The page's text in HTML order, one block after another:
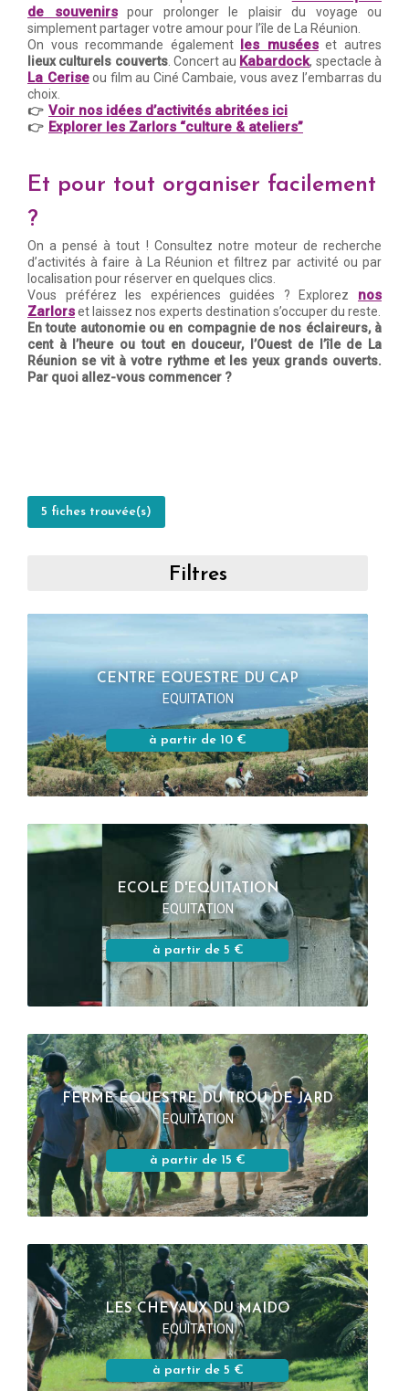
de souvenirspour prolonger le plaisir du voyage ou
simplement partager votre amour pour l’île de La Réunion.
On vous recommande également les muséeset autres
lieux culturels couverts. Concert au Kabardock, spectacle à
La Ceriseou film au Ciné Cambaie, vous avez l’embarras du
choix.
👉 Voir nos idées d’activités abritées ici
👉 Explorer les Zarlors “culture & ateliers”
Et pour tout organiser facilement
?
On a pensé à tout ! Consultez notre moteur de recherche
d’activités à faire à La Réunion et filtrez par activité ou par
localisation pour réserver en quelques clics.
Vous préférez les expériences guidées ? Explorez nos
Zarlorset laissez nos experts destination s’occuper du reste.
En toute autonomie ou en compagnie de nos éclaireurs, à
cent à l’heure ou tout en douceur, l’Ouest de l’île de La
Réunion se vit à votre rythme et les yeux grands ouverts.
Par quoi allez-vous commencer ?
5 fiches trouvée(s)
Filtres
CENTRE EQUESTRE DU CAP
EQUITATION
à partir de 10 €
ECOLE D'EQUITATION
EQUITATION
à partir de 5 €
FERME ÉQUESTRE DU TROU DE JARD
EQUITATION
à partir de 15 €
LES CHEVAUX DU MAIDO
EQUITATION
à partir de 5 €